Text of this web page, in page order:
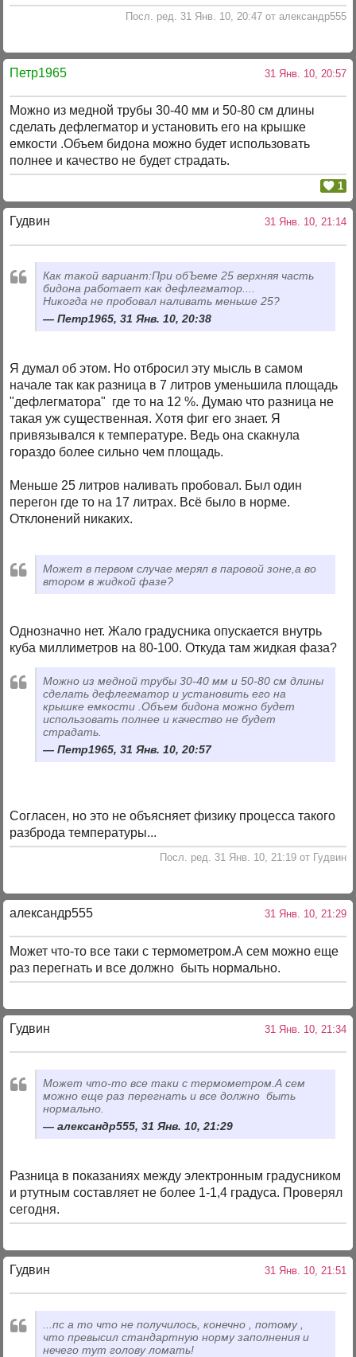
Посл. ред. 31 Янв. 10, 20:47 от александр555
Петр1965 31 Янв. 10, 20:57
Можно из медной трубы 30-40 мм и 50-80 см длины
сделать дефлегматор и установить его на крышке
емкости .Объем бидона можно будет использовать
полнее и качество не будет страдать.
1
Гудвин 31 Янв. 10, 21:14
Как такой вариант:При обЪеме 25 верхняя часть
бидона работает как дефлегматор....
Никогда не пробовал наливать меньше 25?
Петр1965, 31 Янв. 10, 20:38
Я думал об этом. Но отбросил эту мысль в самом
начале так как разница в 7 литров уменьшила площадь
"дефлегматора" где то на 12 %. Думаю что разница не
такая уж существенная. Хотя фиг его знает. Я
привязывался к температуре. Ведь она скакнула
гораздо более сильно чем площадь.
Меньше 25 литров наливать пробовал. Был один
перегон где то на 17 литрах. Всё было в норме.
Отклонений никаких.
Может в первом случае мерял в паровой зоне,а во
втором в жидкой фазе?
Однозначно нет. Жало градусника опускается внутрь
куба миллиметров на 80-100. Откуда там жидкая фаза?
Можно из медной трубы 30-40 мм и 50-80 см длины
сделать дефлегматор и установить его на
крышке емкости .Объем бидона можно будет
использовать полнее и качество не будет
страдать.
Петр1965, 31 Янв. 10, 20:57
Согласен, но это не объясняет физику процесса такого
разброда температуры...
Посл. ред. 31 Янв. 10, 21:19 от Гудвин
александр555 31 Янв. 10, 21:29
Может что-то все таки с термометром.А сем можно еще
раз перегнать и все должно быть нормально.
Гудвин 31 Янв. 10, 21:34
Может что-то все таки с термометром.А сем
можно еще раз перегнать и все должно быть
нормально.
александр555, 31 Янв. 10, 21:29
Разница в показаниях между электронным градусником
и ртутным составляет не более 1-1,4 градуса. Проверял
сегодня.
Гудвин 31 Янв. 10, 21:51
...пс а то что не получилось, конечно , потому ,
что превысил стандартную норму заполнения и
нечего тут голову ломать!